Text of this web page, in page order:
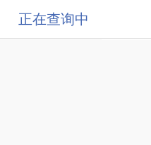
正在查询中